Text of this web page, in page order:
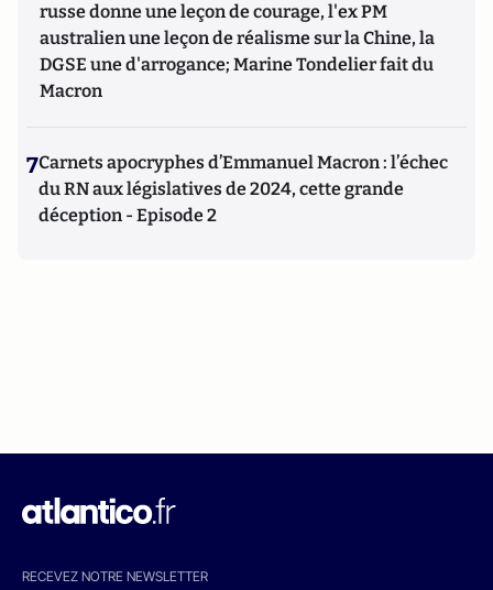
russe donne une leçon de courage, l'ex PM
australien une leçon de réalisme sur la Chine, la
DGSE une d'arrogance; Marine Tondelier fait du
Macron
7Carnets apocryphes d’Emmanuel Macron : l’échec
du RN aux législatives de 2024, cette grande
déception - Episode 2
RECEVEZ NOTRE NEWSLETTER